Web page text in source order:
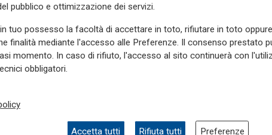
della transizione energetica
, che punta sull’integrazione tra
ambientale del settore,
ibrido intelligente, ideale per
consente di immagazzinare e
riducendo fino al50% i
pubblico e ottimizzazione dei servizi.
tuo possesso la facoltà di accettare in toto, rifiutare in toto
finalità mediante l'accesso alle Preferenze. Il consenso prestato
momento. In caso di rifiuto, l'accesso al sito continuerà con
obbligatori.
Accetta tutti Rifiuta tutti Preferenze